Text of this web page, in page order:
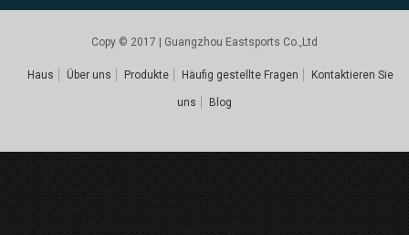
Copy © 2017 | Guangzhou Eastsports Co.,Ltd
Haus Über uns Produkte Häufig gestellte Fragen Kontaktieren Sie
uns Blog